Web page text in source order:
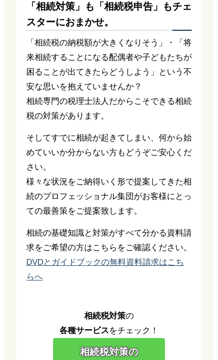
「相続対策」も「相続税申告」もチェ
スターにおまかせ。
「相続税の納税額が大きくなりそう」・「将
来相続することになる配偶者や子どもたちが
困ることが出てきたらどうしよう」という不
安な思いを抱えていませんか？
相続専門の税理士法人だからこそできる相続
税の対策があります。
そしてすでに相続が起きてしまい、何から始
めていいか分からない方もどうぞご安心くだ
さい。
様々な状況をご納得いく形で提案してきた相
続のプロフェッショナル集団がお客様にとっ
ての最善策をご提案致します。
相続の基礎知識と対策がすべて分かる資料請
求をご希望の方はこちらをご確認ください。
DVDとガイドブックの無料資料請求はこち
らへ
相続税対策の
各種サービスをチェック！
相続税対策の